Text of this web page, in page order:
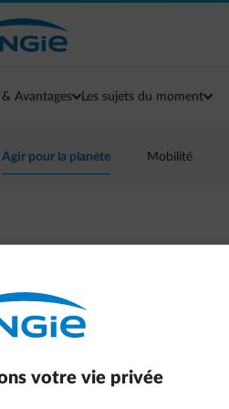
Avantages Les sujets du moment
Agir pour la planète Mobilité
«
votre vie privée